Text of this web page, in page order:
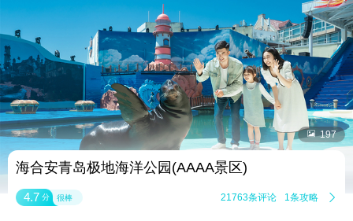
 197
海合安青岛极地海洋公园(AAAA景区)
4.7 分 很棒 21763条评论 1条攻略 
